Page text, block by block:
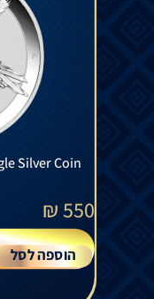
Silver Coin
550
₪
הוספה לסל